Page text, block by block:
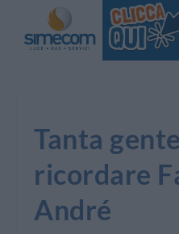
Tanta
ricordare
André